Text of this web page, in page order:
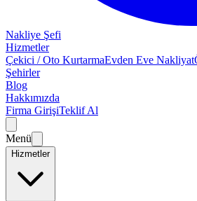
Nakliye Şefi
Hizmetler
Çekici / Oto KurtarmaEvden Eve Nakliyat
Şehirler
Blog
Hakkımızda
Firma GirişiTeklif Al
Menü
Hizmetler